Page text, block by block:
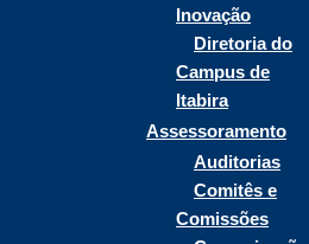
Inovação
Diretoria do
Campus de
Itabira
Assessoramento
Auditorias
Comitês e
Comissões